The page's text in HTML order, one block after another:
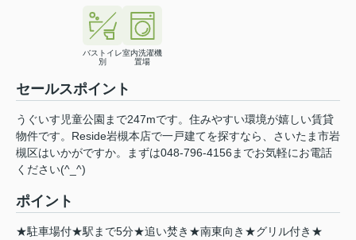
バストイレ
別
室内洗濯機
置場
セールスポイント
うぐいす児童公園まで247mです。住みやすい環境が嬉しい賃貸
物件です。Reside岩槻本店で一戸建てを探すなら、さいたま市岩
槻区はいかがですか。まずは048-796-4156までお気軽にお電話
ください(^_^)
ポイント
★駐車場付★駅まで5分★追い焚き★南東向き★グリル付き★